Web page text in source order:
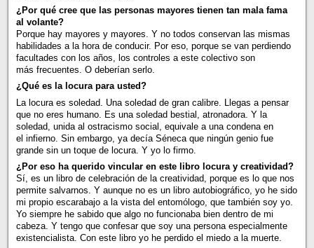
¿Por qué cree que las personas mayores tienen tan mala fama
al volante?
Porque hay mayores y mayores. Y no todos conservan las mismas
habilidades a la hora de conducir. Por eso, porque se van perdiendo
facultades con los años, los controles a este colectivo son
más frecuentes. O deberían serlo.
¿Qué es la locura para usted?
La locura es soledad. Una soledad de gran calibre. Llegas a pensar
que no eres humano. Es una soledad bestial, atronadora. Y la
soledad, unida al ostracismo social, equivale a una condena en
el infierno. Sin embargo, ya decía Séneca que ningún genio fue
grande sin un toque de locura. Y yo lo firmo.
¿Por eso ha querido vincular en este libro locura y creatividad?
Sí, es un libro de celebración de la creatividad, porque es lo que nos
permite salvarnos. Y aunque no es un libro autobiográfico, yo he sido
mi propio escarabajo a la vista del entomólogo, que también soy yo.
Yo siempre he sabido que algo no funcionaba bien dentro de mi
cabeza. Y tengo que confesar que soy una persona especialmente
existencialista. Con este libro yo he perdido el miedo a la muerte.